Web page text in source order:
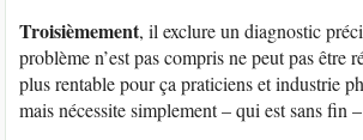
Troisièmement, il exclure un diagnostic
problème n’est pas compris ne peut pas
plus rentable pour ça praticiens et industrie
mais nécessite simplement – qui est sans fin